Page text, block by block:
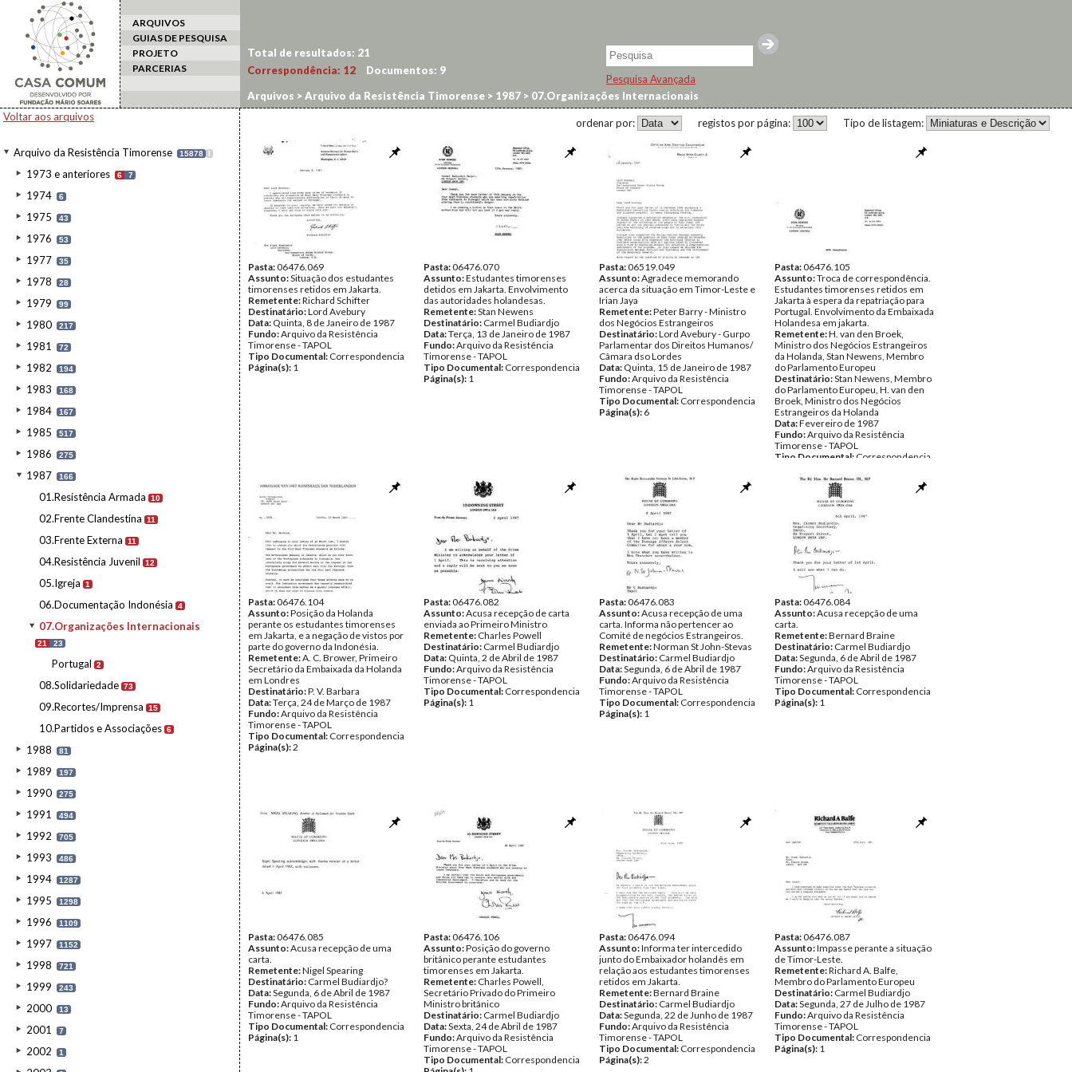
ARQUIVOS
GUIAS DE PESQUISA
PROJETO
PARCERIAS
Pesquisa Avançada
Voltar aos arquivos
Arquivo da Resistência Timorense 15878 I
1973 e anteriores 6 7
1974 6
1975 43
1976 53
1977 35
1978 28
1979 99
1980 217
1981 72
1982 194
1983 168
1984 167
1985 517
1986 275
1987 166
01.Resistência Armada 10
02.Frente Clandestina 11
03.Frente Externa 11
04.Resistência Juvenil 12
05.Igreja 1
06.Documentação Indonésia 4
07.Organizações Internacionais
21 23
Portugal 2
08.Solidariedade 73
09.Recortes/Imprensa 15
10.Partidos e Associações 6
1988 81
1989 197
1990 275
1991 494
1992 705
1993 486
1994 1287
1995 1298
1996 1109
1997 1152
1998 721
1999 243
2000 13
2001 7
2002 1
Total de resultados: 21
Correspondência: 12 Documentos: 9
Arquivos >Arquivo da Resistência Timorense > 1987 > 07.Organizações Internacionais
Tipo de listagem:
registos por página:
ordenar por:
Pasta:06476.069
Assunto:Situação dos estudantes
timorenses retidos em Jakarta.
Remetente:Richard Schifter
Destinatário:Lord Avebury
Data: Quinta, 8 de Janeiro de 1987
Fundo:Arquivo da Resistência
Timorense - TAPOL
Tipo Documental: Correspondencia
Página(s): 1
Pasta:06476.070
Assunto:Estudantes timorenses
detidos em Jakarta. Envolvimento
das autoridades holandesas.
Remetente:Stan Newens
Destinatário: Carmel Budiardjo
Data:Terça, 13 de Janeiro de 1987
Fundo:Arquivo da Resistência
Timorense - TAPOL
Tipo Documental: Correspondencia
Página(s): 1
Pasta:06519.049
Assunto:Agradece memorando
acerca da situação em Timor-Leste e
Irian Jaya
Remetente:Peter Barry - Ministro
dos Negócios Estrangeiros
Destinatário:Lord Avebury - Gurpo
Parlamentar dos Direitos Humanos/
Câmara dso Lordes
Data: Quinta, 15 de Janeiro de 1987
Fundo:Arquivo da Resistência
Timorense - TAPOL
Tipo Documental: Correspondencia
Página(s): 6
Pasta:06476.105
Assunto:Troca de correspondência.
Estudantes timorenses retidos em
Jakarta à espera da repatriação para
Portugal. Envolvimento da Embaixada
Holandesa em jakarta.
Remetente:H. van den Broek,
Ministro dos Negócios Estrangeiros
da Holanda, Stan Newens, Membro
do Parlamento Europeu
Destinatário:Stan Newens, Membro
do Parlamento Europeu, H. van den
Broek, Ministro dos Negócios
Estrangeiros da Holanda
Data:Fevereiro de 1987
Fundo:Arquivo da Resistência
Timorense - TAPOL
Tipo Documental: Correspondencia
Pasta:06476.104
Assunto:Posição da Holanda
perante os estudantes timorenses
em Jakarta, e a negação de vistos por
parte do governo da Indonésia.
Remetente:A. C. Brower, Primeiro
Secretário da Embaixada da Holanda
em Londres
Destinatário:P. V. Barbara
Data:Terça, 24 de Março de 1987
Fundo:Arquivo da Resistência
Timorense - TAPOL
Tipo Documental: Correspondencia
Página(s):2
Pasta:06476.082
Assunto:Acusa recepção de carta
enviada ao Primeiro Ministro
Remetente: Charles Powell
Destinatário: Carmel Budiardjo
Data: Quinta, 2 de Abril de 1987
Fundo:Arquivo da Resistência
Timorense - TAPOL
Tipo Documental: Correspondencia
Página(s): 1
Pasta:06476.083
Assunto:Acusa recepção de uma
carta. Informa não pertencer ao
Comité de negócios Estrangeiros.
Remetente:Norman St John-Stevas
Destinatário: Carmel Budiardjo
Data:Segunda, 6 de Abril de 1987
Fundo:Arquivo da Resistência
Timorense - TAPOL
Tipo Documental: Correspondencia
Página(s): 1
Pasta:06476.084
Assunto:Acusa recepção de uma
carta.
Remetente:Bernard Braine
Destinatário: Carmel Budiardjo
Data:Segunda, 6 de Abril de 1987
Fundo:Arquivo da Resistência
Timorense - TAPOL
Tipo Documental: Correspondencia
Página(s): 1
Pasta:06476.085
Assunto:Acusa recepção de uma
carta.
Remetente:Nigel Spearing
Destinatário: Carmel Budiardjo?
Data:Segunda, 6 de Abril de 1987
Fundo:Arquivo da Resistência
Timorense - TAPOL
Tipo Documental: Correspondencia
Página(s): 1
Pasta:06476.106
Assunto:Posição do governo
britânico perante estudantes
timorenses em Jakarta.
Remetente: Charles Powell,
Secretário Privado do Primeiro
Ministro britânico
Destinatário: Carmel Budiardjo
Data:Sexta, 24 de Abril de 1987
Fundo:Arquivo da Resistência
Timorense - TAPOL
Tipo Documental: Correspondencia
Pasta:06476.094
Assunto:Informa ter intercedido
junto do Embaixador holandês em
relação aos estudantes timorenses
retidos em Jakarta.
Remetente:Bernard Braine
Destinatário: Carmel Budiardjo
Data:Segunda, 22 de Junho de 1987
Fundo:Arquivo da Resistência
Timorense - TAPOL
Tipo Documental: Correspondencia
Página(s):2
Pasta:06476.087
Assunto:Impasse perante a situação
de Timor-Leste.
Remetente:Richard A. Balfe,
Membro do Parlamento Europeu
Destinatário: Carmel Budiardjo
Data:Segunda, 27 de Julho de 1987
Fundo:Arquivo da Resistência
Timorense - TAPOL
Tipo Documental: Correspondencia
Página(s): 1